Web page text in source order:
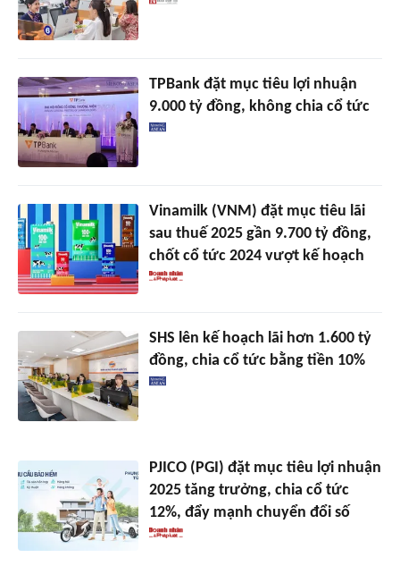
TPBank đặt mục tiêu lợi nhuận
9.000 tỷ đồng, không chia cổ tức
Vinamilk (VNM) đặt mục tiêu lãi
sau thuế 2025 gần 9.700 tỷ đồng,
chốt cổ tức 2024 vượt kế hoạch
SHS lên kế hoạch lãi hơn 1.600 tỷ
đồng, chia cổ tức bằng tiền 10%
PJICO (PGI) đặt mục tiêu lợi nhuận
2025 tăng trưởng, chia cổ tức
12%, đẩy mạnh chuyển đổi số